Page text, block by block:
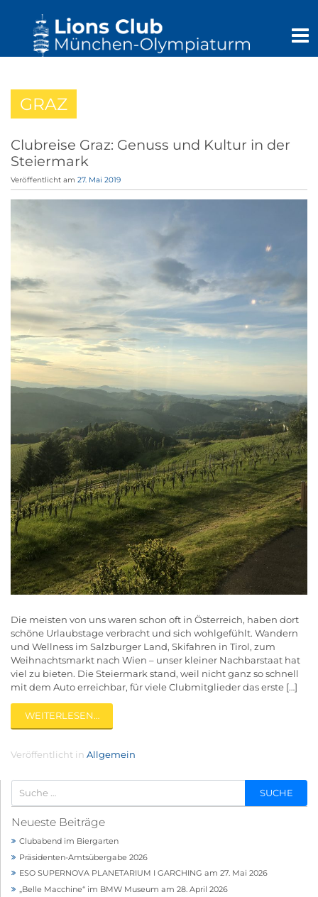
GRAZ
Clubreise Graz: Genuss und Kultur in der
Steiermark
Veröffentlicht am 27. Mai 2019
Die meisten von uns waren schon oft in Österreich, haben dort
schöne Urlaubstage verbracht und sich wohlgefühlt. Wandern
und Wellness im Salzburger Land, Skifahren in Tirol, zum
Weihnachtsmarkt nach Wien – unser kleiner Nachbarstaat hat
viel zu bieten. Die Steiermark stand, weil nicht ganz so schnell
mit dem Auto erreichbar, für viele Clubmitglieder das erste […]
WEITERLESEN…
Veröffentlicht in Allgemein
Neueste Beiträge
Clubabend im Biergarten
Präsidenten-Amtsübergabe 2026
ESO SUPERNOVA PLANETARIUM I GARCHING am 27. Mai 2026
„Belle Macchine“ im BMW Museum am 28. April 2026